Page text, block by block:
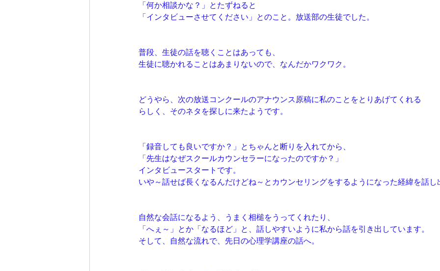
「何か相談かな？」とたずねると
「インタビューさせてください」とのこと。放送部の生徒でした。
普段、生徒の話を聴くことはあっても、
生徒に聴かれることはあまりないので、なんだかワクワク。
どうやら、次の放送コンクールのアナウンス原稿に私のことをとりあげてくれる
らしく、そのネタを探しに来たようです。
「録音しても良いですか？」とちゃんと断りを入れてから、
「先生はなぜスクールカウンセラーになったのですか？」
インタビュースタートです。
いや～話せば長くなるんだけどね～とカウンセリングをするようになった経緯を話
自然な会話になるよう、うまく相槌をうってくれたり、
「へぇ～」とか「なるほど」と、話しやすいように私から話を引き出しています。
そして、自然な流れで、先日の心理学講座の話へ。